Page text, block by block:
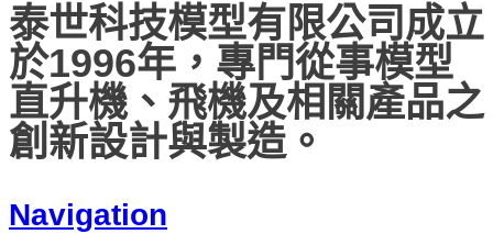
泰世科技模型有限公司成立
於1996年，專門從事模型
直升機、飛機及相關產品之
創新設計與製造。
Navigation